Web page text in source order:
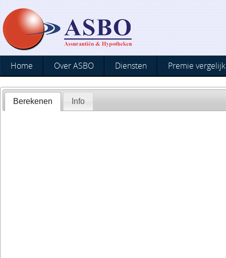
Home Over ASBO Diensten Premie
Berekenen Info